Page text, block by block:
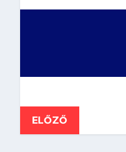
ELŐZŐ